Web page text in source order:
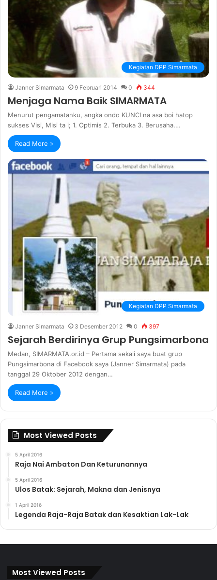
Kegiatan DPP Simarmata
Janner Simarmata 9 Februari 2014 0 344
Menjaga Nama Baik SIMARMATA
Menurut pengamatanku, angka ondo KUNCI na asa boi hatop
sukses Visi, Misi ta i; 1. Optimis 2. Terbuka 3. Berusaha.…
Read More »
Kegiatan DPP Simarmata
Janner Simarmata 3 Desember 2012 0 397
Sejarah Berdirinya Grup Pungsimarbona
Medan, SIMARMATA.or.id – Pertama sekali saya buat grup
Pungsimarbona di Facebook saya (Janner Simarmata) pada
tanggal 29 Oktober 2012 dengan…
Read More »
Most Viewed Posts
5 April 2016
Raja Nai Ambaton Dan Keturunannya
5 April 2016
Ulos Batak: Sejarah, Makna dan Jenisnya
1 April 2016
Legenda Raja-Raja Batak dan Kesaktian Lak-Lak
Most Viewed Posts